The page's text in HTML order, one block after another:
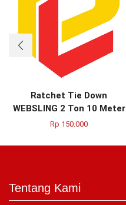
Ratchet Tie Down
WEBSLING 2 Ton 10 Meter
Rp 150.000
Tentang Kami